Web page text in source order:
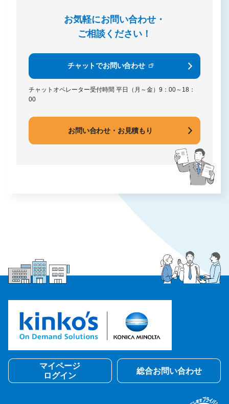
お気軽にお問い合わせ・
ご相談ください！
チャットでお問い合わせ
チャットオペレーター受付時間 平日（月～金）9：00～18：
00
お問い合わせ・お見積もり
マイページ
ログイン
総合お問い合わせ